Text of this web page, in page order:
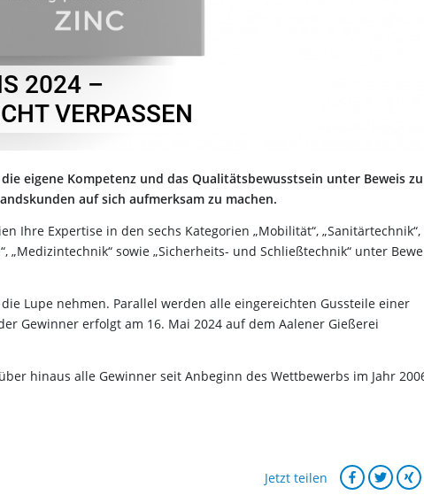
2024 –
VERPASSEN
eigene Kompetenz und das Qualitätsbewusstsein unter Beweis zu
auf sich aufmerksam zu machen.
Ihre Expertise in den sechs Kategorien „Mobilität“, „Sanitärtechnik“,
„Medizintechnik“ sowie „Sicherheits- und Schließtechnik“ unter
Lupe nehmen. Parallel werden alle eingereichten Gussteile einer
Gewinner erfolgt am 16. Mai 2024 auf dem Aalener Gießerei
hinaus alle Gewinner seit Anbeginn des Wettbewerbs im Jahr
Jetzt teilen